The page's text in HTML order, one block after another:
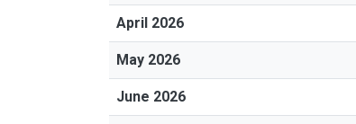
April 2026
May 2026
June 2026